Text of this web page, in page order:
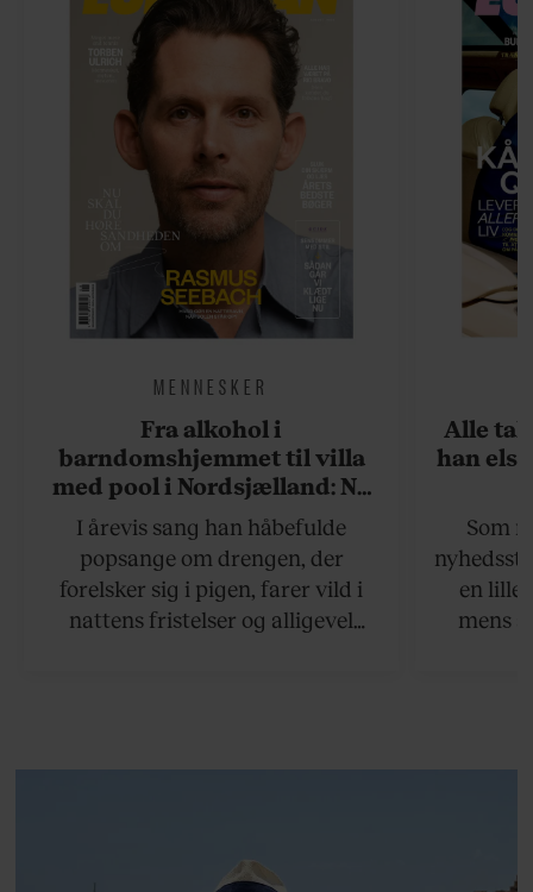
MENNESKER
Fra alkohol i
barndomshjemmet til villa
med pool i Nordsjælland: Nu
skal du høre sandheden om
Rasmus Seebach
I årevis sang han håbefulde
popsange om drengen, der
forelsker sig i pigen, farer vild i
nattens fristelser og alligevel
arv, angst, familieliv, frygten for
Alle
han
Som
en lille
mens